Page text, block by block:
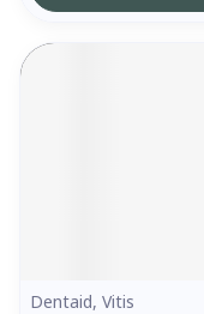
Dentaid, Vitis